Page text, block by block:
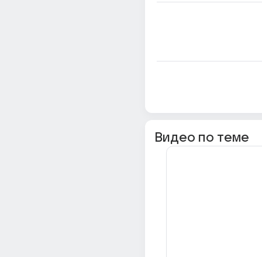
Видео по теме